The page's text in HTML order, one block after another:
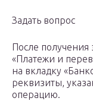
Задать вопрос
После получения
«Платежи и
на вкладку
реквизиты,
операцию.